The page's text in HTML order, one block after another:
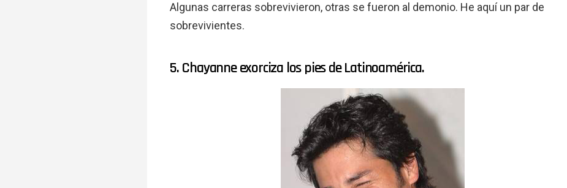
Algunas carreras sobrevivieron, otras se fueron al demonio. He aquí un par de
sobrevivientes.
5. Chayanne exorciza los pies de Latinoamérica.